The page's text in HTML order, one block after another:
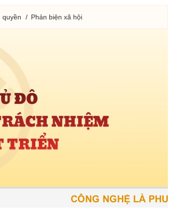
quyền Phản biện xã hội
CÔNG NGHỆ LÀ